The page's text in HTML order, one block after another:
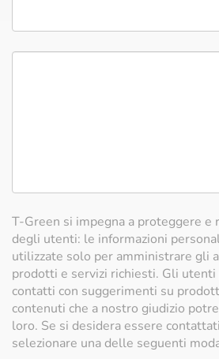
T-Green si impegna a proteggere e
degli utenti: le informazioni
utilizzate solo per amministrare gli
prodotti e servizi richiesti. Gli
contatti con suggerimenti su
contenuti che a nostro giudizio
loro. Se si desidera essere
selezionare una delle seguenti